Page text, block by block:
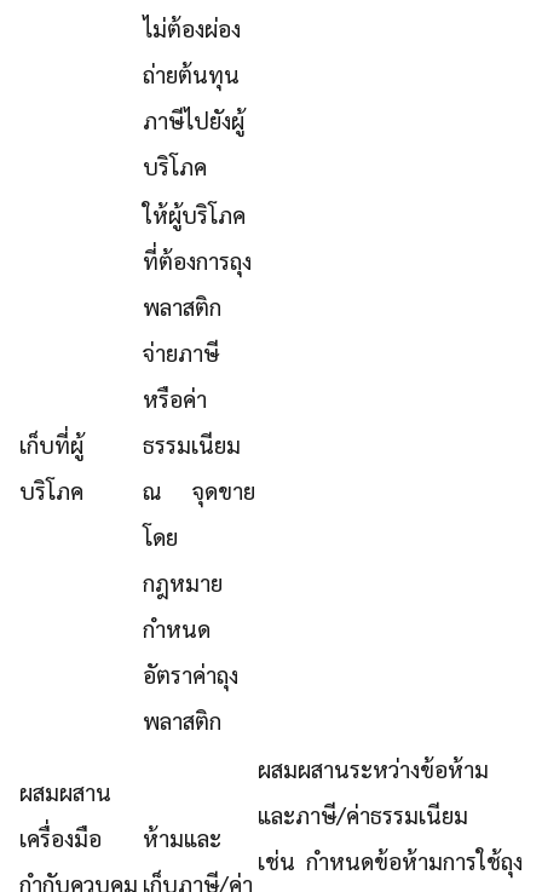
ไม่ต้องผ่อง
ถ่ายต้นทุน
ภาษีไปยังผู้
บริโภค
เก็บที่ผู้
บริโภค
ให้ผู้บริโภค
ที่ต้องการถุง
พลาสติก
จ่ายภาษี
หรือค่า
ธรรมเนียม
ณ จุดขาย
โดย
กฎหมาย
กำหนด
อัตราค่าถุง
พลาสติก
ผสมผสาน
เครื่องมือ
กำกับควบคุม
ห้ามและ
เก็บภาษี/ค่า
ผสมผสานระหว่างข้อห้าม
และภาษี/ค่าธรรมเนียม
เช่น กำหนดข้อห้ามการใช้ถุง